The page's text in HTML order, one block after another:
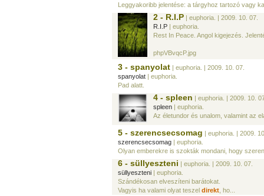
Leggyakoribb jelentése: a tárgyhoz tartozó vagy
2 - R.I.P | euphoria. | 2009. 10. 07.
R.I.P | euphoria.
Rest In Peace. Angol kigejezés.
phpVBvqcP.jpg
3 - spanyolat | euphoria. | 2009. 10. 07.
spanyolat | euphoria.
Pad alatt.
4 - spleen | euphoria. | 2009. 10.
spleen | euphoria.
Az életundor és unalom, valamint az
5 - szerencsecsomag | euphoria. | 2009.
szerencsecsomag | euphoria.
Olyan emberekre is szokták mondani, hogy
6 - süllyeszteni | euphoria. | 2009. 10. 07.
süllyeszteni | euphoria.
Szándékosan elveszíteni barátokat.
Vagyis ha valami olyat teszel direkt , ho...